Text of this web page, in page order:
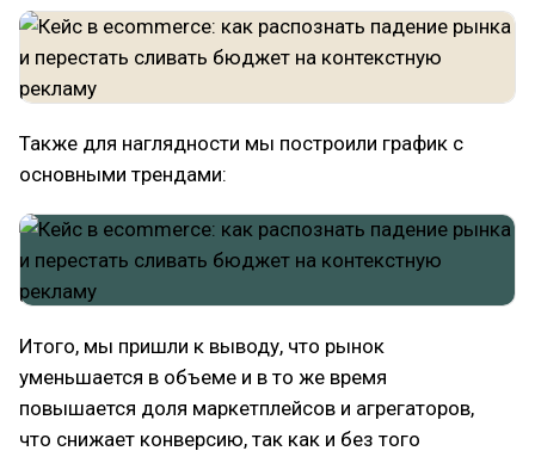
Также для наглядности мы построили график с
основными трендами:
Итого, мы пришли к выводу, что рынок
уменьшается в объеме и в то же время
повышается доля маркетплейсов и агрегаторов,
что снижает конверсию, так как и без того